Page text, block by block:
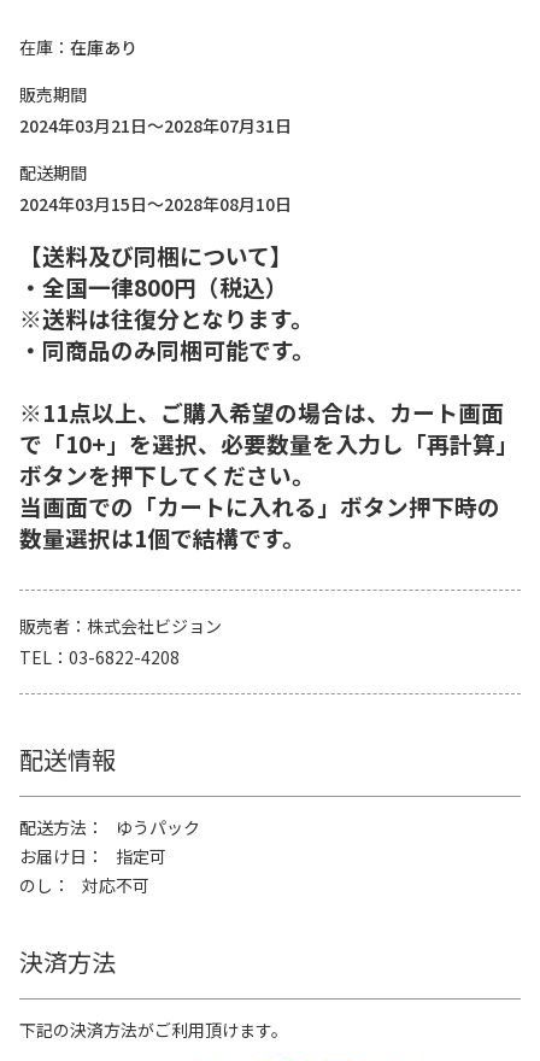
在庫
在庫あり
販売期間
2024年03月21日～2028年07月31日
配送期間
2024年03月15日～2028年08月10日
【送料及び同梱について】
・全国一律800円（税込）
※送料は往復分となります。
・同商品のみ同梱可能です。
※11点以上、ご購入希望の場合は、カート画面
で「10+」を選択、必要数量を入力し「再計算」
ボタンを押下してください。
当画面での「カートに入れる」ボタン押下時の
数量選択は1個で結構です。
販売者
株式会社ビジョン
TEL
03-6822-4208
配送情報
配送方法
ゆうパック
お届け日
指定可
のし
対応不可
決済方法
下記の決済方法がご利用頂けます。